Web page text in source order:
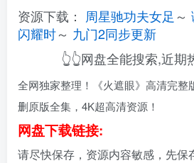
资源下载： 周星驰功夫女足 ～
闪耀时～ 九门2同步更新
👆👆网盘全能搜索,近期
全网独家整理！《火遮眼》高清完整
删原版全集，4K超高清资源！
网盘下载链接:
请尽快保存，资源内容敏感，先保